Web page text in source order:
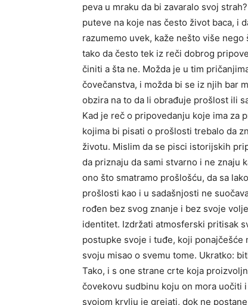
peva u mraku da bi zavaralo svoj
puteve na koje nas često život baca, i
razumemo uvek, kaže nešto više
tako da često tek iz reči dobrog
činiti a šta ne. Možda je u tim
čovečanstva, i možda bi se iz njih bar
obzira na to da li obrađuje prošlost ili
Kad je reč o pripovedanju koje ima za
kojima bi pisati o prošlosti trebalo da
životu. Mislim da se pisci istorijskih
da priznaju da sami stvarno i ne znaju
ono što smatramo prošlošću, da sa
prošlosti kao i u sadašnjosti ne
rođen bez svog znanje i bez svoje
identitet. Izdržati atmosferski pritisak
postupke svoje i tuđe, koji ponajčešće
svoju misao o svemu tome. Ukratko:
Tako, i s one strane crte koja
čovekovu sudbinu koju on mora uočiti
svojom krvlju je grejati, dok ne